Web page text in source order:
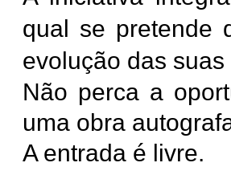
qual se pretende
evolução das suas
Não perca a
uma obra
A entrada é livre.